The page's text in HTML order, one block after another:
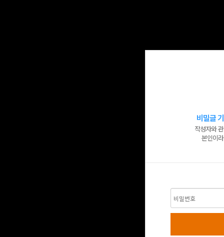
비밀글
작성자와
본인이